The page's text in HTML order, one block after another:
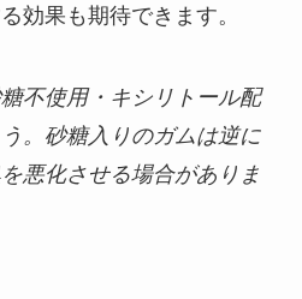
効果も期待できます。
不使用・キシリトール配
。砂糖入りのガムは逆に
悪化させる場合がありま